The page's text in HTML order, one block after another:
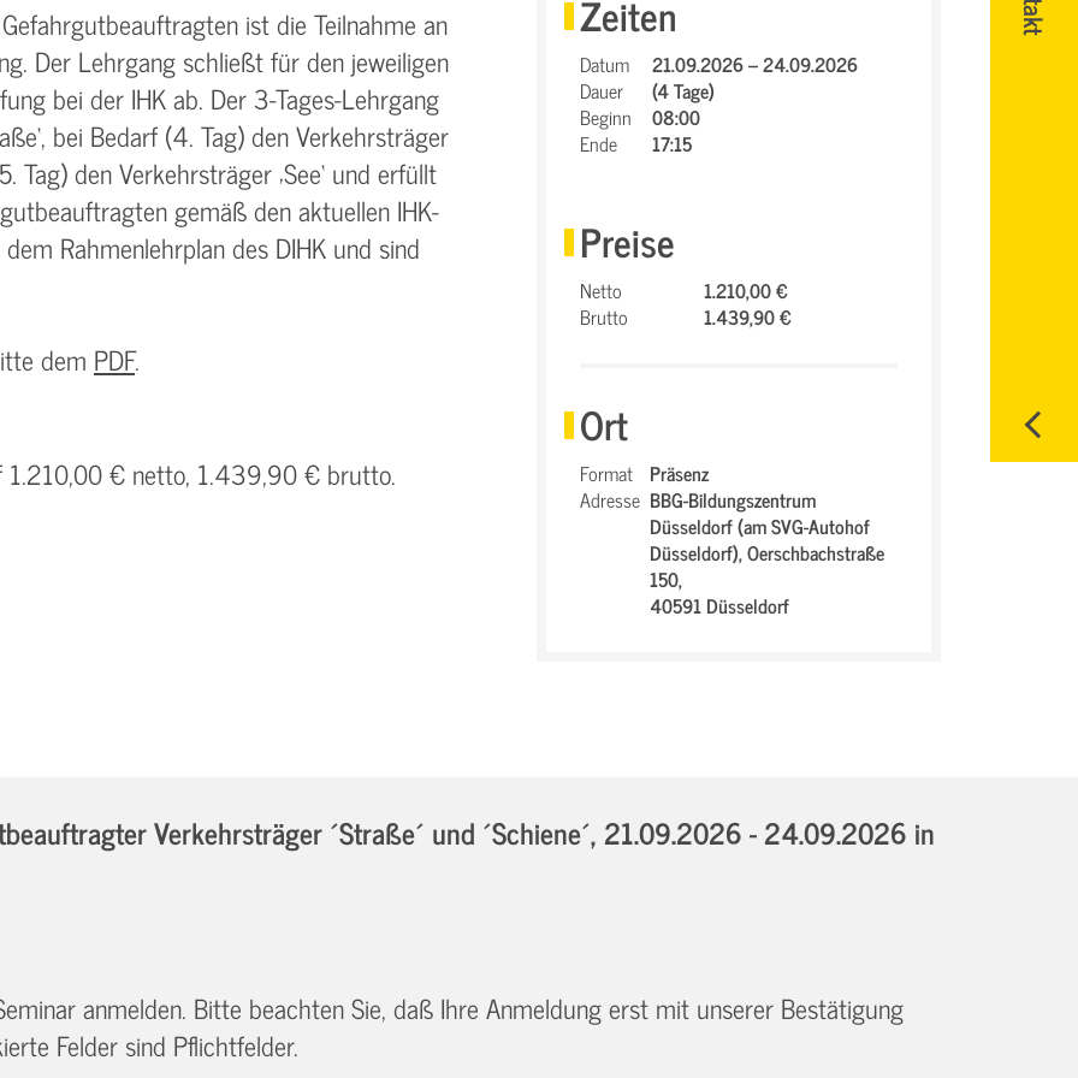
ist die Teilnahme an
Der Lehrgang schließt für den jeweiligen
bei der IHK ab. Der 3-Tages-Lehrgang
bei Bedarf (4. Tag) den Verkehrsträger
Tag) den Verkehrsträger ‚See‘ und erfüllt
gemäß den aktuellen IHK-
Rahmenlehrplan des DIHK und sind
dem PDF.
1.210,00 € netto, 1.439,90 € brutto.
Zeiten
Datum
21.09.2026 – 24.09.2026
Dauer
(4 Tage)
Beginn
08:00
Ende
17:15
Preise
Netto
1.210,00 €
Brutto
1.439,90 €
Ort
Format Präsenz
Adresse BBG-Bildungszentrum
Düsseldorf (am SVG-Autohof
Düsseldorf),Oerschbachstraße
150,
40591 Düsseldorf
Verkehrsträger ´Straße´ und ´Schiene´, 21.09.2026 - 24.09.2026 in
anmelden. Bitte beachten Sie, daß Ihre Anmeldung erst mit unserer Bestätigung
Felder sind Pflichtfelder.